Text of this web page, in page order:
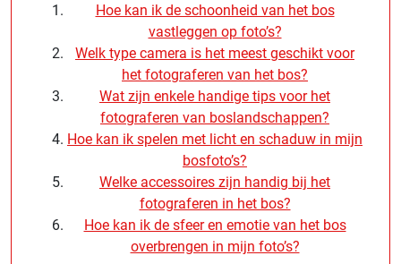
Hoe kan ik de schoonheid van het bos
vastleggen op foto’s?
Welk type camera is het meest geschikt voor
het fotograferen van het bos?
Wat zijn enkele handige tips voor het
fotograferen van boslandschappen?
Hoe kan ik spelen met licht en schaduw in mijn
bosfoto’s?
Welke accessoires zijn handig bij het
fotograferen in het bos?
Hoe kan ik de sfeer en emotie van het bos
overbrengen in mijn foto’s?